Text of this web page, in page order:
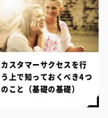
カスタマーサクセスを行
う上で知っておくべき4つ
のこと（基礎の基礎）